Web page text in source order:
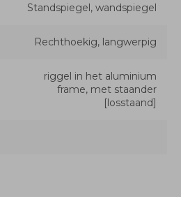
Standspiegel, wandspiegel
Rechthoekig, langwerpig
riggel in het aluminium
frame, met staander
[losstaand]